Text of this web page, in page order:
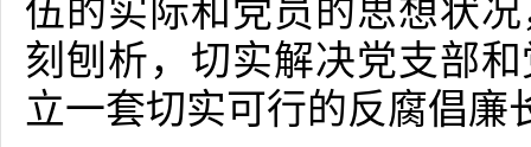
伍的实际和党员的思想状
刻刨析，切实解决党支部
立一套切实可行的反腐倡廉